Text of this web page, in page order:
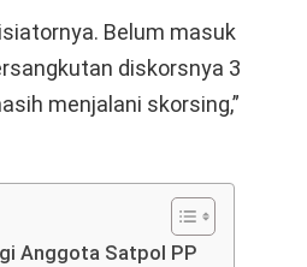
Belum masuk
diskorsnya 3
menjalani skorsing,”
Anggota Satpol PP